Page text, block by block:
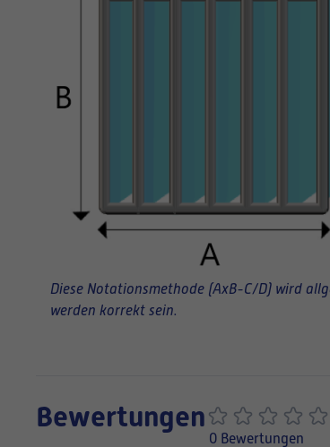
Diese Notationsmethode (AxB-C/D) wird
werden korrekt sein.
Bewertungen
0 Bewertungen